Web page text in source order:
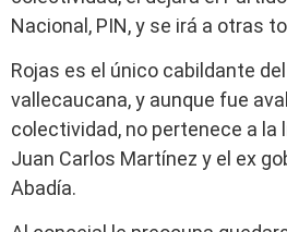
Nacional, PIN, y se irá a otras
Rojas es el único cabildante
vallecaucana, y aunque fue
colectividad, no pertenece a la
Juan Carlos Martínez y el ex
Abadía.